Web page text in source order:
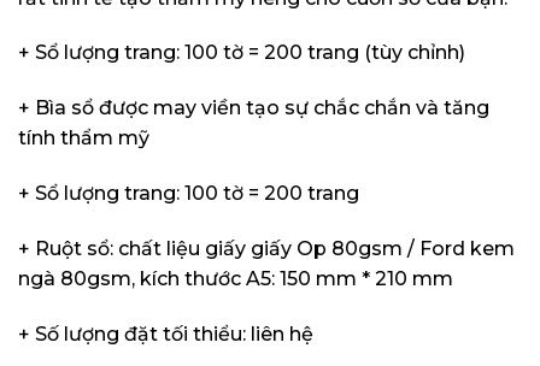
+ Sổ lượng trang: 100 tờ = 200 trang (tùy chỉnh)
+ Bìa sổ được may viền tạo sự chắc chắn và tăng
tính thẩm mỹ
+ Sổ lượng trang: 100 tờ = 200 trang
+ Ruột sổ: chất liệu giấy giấy Op 80gsm / Ford kem
ngà 80gsm, kích thước A5: 150 mm * 210 mm
+ Số lượng đặt tối thiểu: liên hệ